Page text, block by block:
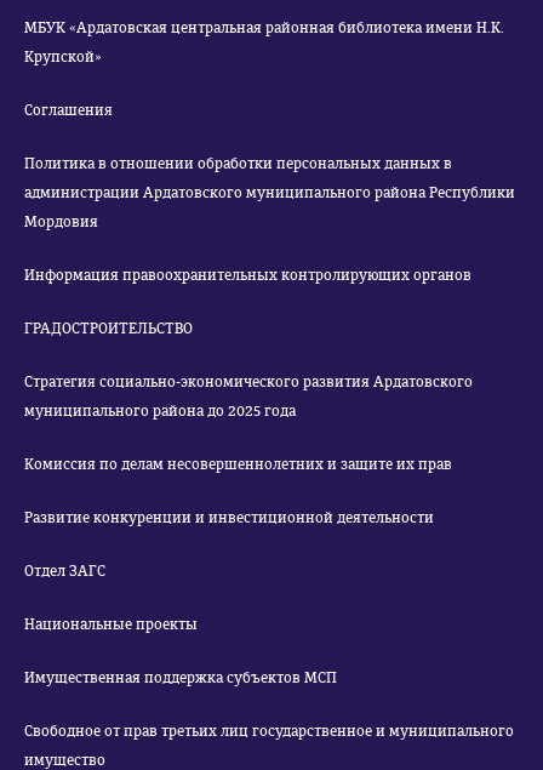
МБУК «Ардатовская центральная районная библиотека имени Н.К.
Крупской»
Соглашения
Политика в отношении обработки персональных данных в
администрации Ардатовского муниципального района Республики
Мордовия
Информация правоохранительных контролирующих органов
ГРАДОСТРОИТЕЛЬСТВО
Стратегия социально-экономического развития Ардатовского
муниципального района до 2025 года
Комиссия по делам несовершеннолетних и защите их прав
Развитие конкуренции и инвестиционной деятельности
Отдел ЗАГС
Национальные проекты
Имущественная поддержка субъектов МСП
Свободное от прав третьих лиц государственное и муниципального
имущество